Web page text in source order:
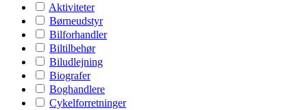
Aktiviteter
Børneudstyr
Bilforhandler
Biltilbehør
Biludlejning
Biografer
Boghandlere
Cykelforretninger